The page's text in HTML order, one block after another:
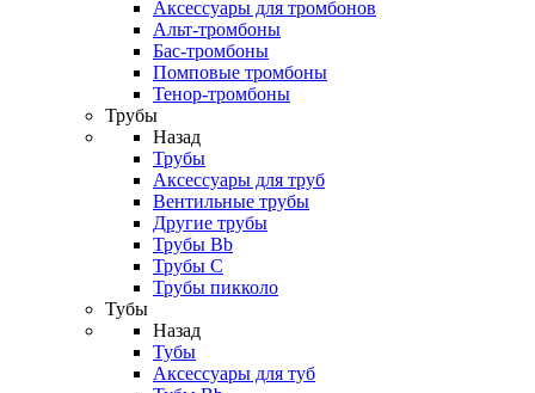
Аксессуары для тромбонов
Альт-тромбоны
Бас-тромбоны
Помповые тромбоны
Тенор-тромбоны
Трубы
Назад
Трубы
Аксессуары для труб
Вентильные трубы
Другие трубы
Трубы Bb
Трубы C
Трубы пикколо
Тубы
Назад
Тубы
Аксессуары для туб